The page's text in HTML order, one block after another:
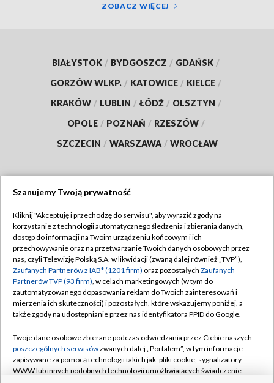
ZOBACZ WIĘCEJ
BIAŁYSTOK / BYDGOSZCZ / GDAŃSK /
GORZÓW WLKP. / KATOWICE / KIELCE /
KRAKÓW / LUBLIN / ŁÓDŹ / OLSZTYN /
OPOLE / POZNAŃ / RZESZÓW /
SZCZECIN / WARSZAWA / WROCŁAW
TVP
Abonament TVP
Emisja w TVP
Centrum informacji TVP
Naziemna Telewizja Cyfrowa
Rada Programowa
System NOS
Regulamin TVP
Polityka prywatności
Moje zgody
Pomoc
Kontakt
Szanujemy Twoją prywatność
Kliknij "Akceptuję i przechodzę do serwisu", aby wyrazić zgody na
korzystanie z technologii automatycznego śledzenia i zbierania danych,
dostęp do informacji na Twoim urządzeniu końcowym i ich
przechowywanie oraz na przetwarzanie Twoich danych osobowych przez
nas, czyli Telewizję Polską S.A. w likwidacji (zwaną dalej również „TVP”),
Zaufanych Partnerów z IAB* (1201 firm) oraz pozostałych Zaufanych
Partnerów TVP (93 firm), w celach marketingowych (w tym do
zautomatyzowanego dopasowania reklam do Twoich zainteresowań i
mierzenia ich skuteczności) i pozostałych, które wskazujemy poniżej, a
także zgody na udostępnianie przez nas identyfikatora PPID do Google.
Twoje dane osobowe zbierane podczas odwiedzania przez Ciebie naszych
poszczególnych serwisówzwanych dalej „Portalem”, w tym informacje
zapisywane za pomocą technologii takich jak: pliki cookie, sygnalizatory
WWW lub innych podobnych technologii umożliwiających świadczenie